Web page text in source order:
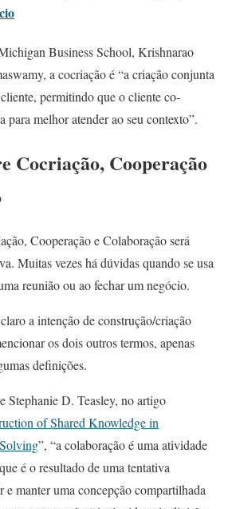
Business School, Krishnarao
a cocriação é “a criação conjunta
permitindo que o cliente co-
para melhor atender ao seu contexto”.
Cocriação, Cooperação
Cooperação e Colaboração será
Muitas vezes há dúvidas quando se usa
reunião ou ao fechar um negócio.
a intenção de construção/criação
os dois outros termos, apenas
definições.
Stephanie D. Teasley, no artigo
of Shared Knowledge in
”, “a colaboração é uma atividade
é o resultado de uma tentativa
e manter uma concepção compartilhada